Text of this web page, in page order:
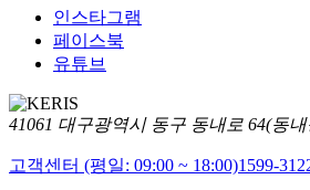
인스타그램
페이스북
유튜브
41061 대구광역시 동구 동내로 64(동
고객센터 (평일: 09:00 ~ 18:00)1599-